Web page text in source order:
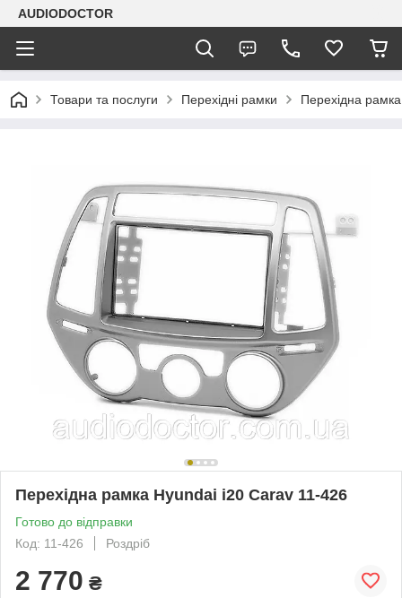
AUDIODOCTOR
Товари та послуги Перехідні рамки Перехідна
Перехідна рамка Hyundai i20 Carav 11-426
Готово до відправки
Код: 11-426
Роздріб
2 770 ₴